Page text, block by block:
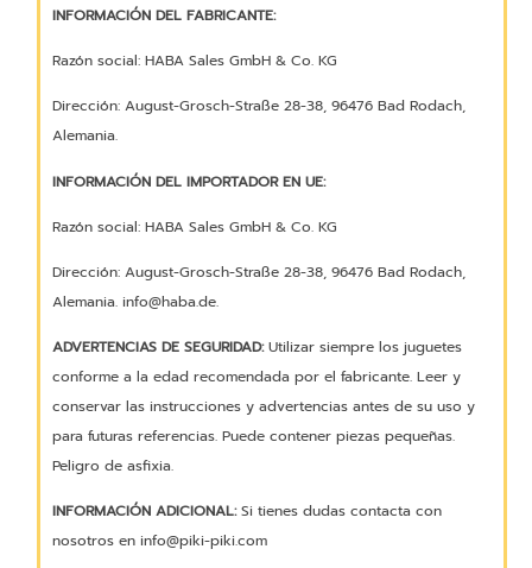
INFORMACIÓN DEL FABRICANTE:
Razón social: HABA Sales GmbH & Co. KG
Dirección: August-Grosch-Straße 28-38, 96476 Bad Rodach,
Alemania.
INFORMACIÓN DEL IMPORTADOR EN UE:
Razón social: HABA Sales GmbH & Co. KG
Dirección: August-Grosch-Straße 28-38, 96476 Bad Rodach,
Alemania. info@haba.de.
ADVERTENCIAS DE SEGURIDAD:Utilizar siempre los juguetes
conforme a la edad recomendada por el fabricante. Leer y
conservar las instrucciones y advertencias antes de su uso y
para futuras referencias. Puede contener piezas pequeñas.
Peligro de asfixia.
INFORMACIÓN ADICIONAL:Si tienes dudas contacta con
nosotros en info@piki-piki.com